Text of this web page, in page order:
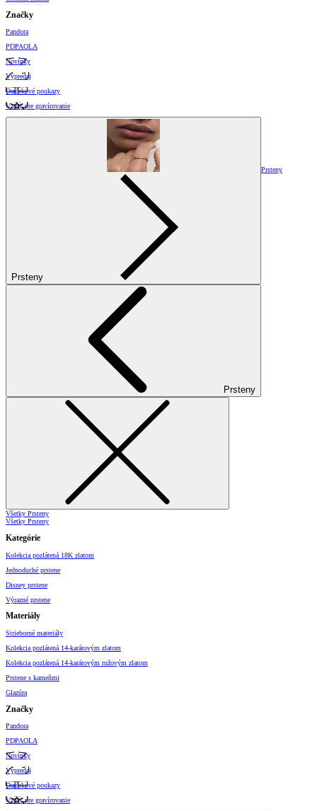
Značky
Pandora
PDPAOLA
Novinky
Výpredaj
Darčekové poukazy
Vzory pre gravírovanie
Prsteny
Prsteny
Prsteny
Všetky Prsteny
Všetky Prsteny
Kategórie
Kolekcia pozlátená 18K zlatom
Jednoduché prstene
Disney prstene
Výrazné prstene
Materiály
Strieborné materiály
Kolekcia pozlátená 14-karátovým zlatom
Kolekcia pozlátená 14-karátovým ružovým zlatom
Prstene s kameňmi
Glazúra
Značky
Pandora
PDPAOLA
Novinky
Výpredaj
Darčekové poukazy
Vzory pre gravírovanie